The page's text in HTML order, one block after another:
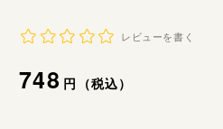
レビューを書く
通
748円（税込）